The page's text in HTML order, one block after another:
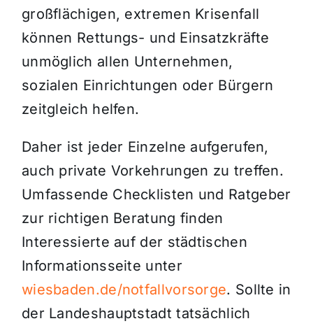
großflächigen, extremen Krisenfall
können Rettungs- und Einsatzkräfte
unmöglich allen Unternehmen,
sozialen Einrichtungen oder Bürgern
zeitgleich helfen.
Daher ist jeder Einzelne aufgerufen,
auch private Vorkehrungen zu treffen.
Umfassende Checklisten und Ratgeber
zur richtigen Beratung finden
Interessierte auf der städtischen
Informationsseite unter
wiesbaden.de/notfallvorsorge. Sollte in
der Landeshauptstadt tatsächlich